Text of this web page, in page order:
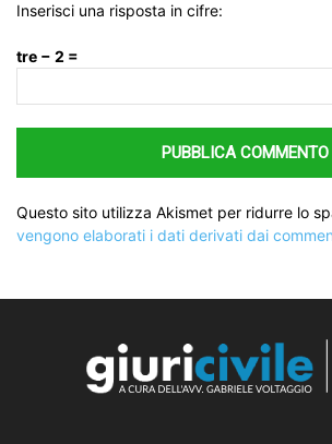
Inserisci una risposta in cifre:
tre − 2 =
Questo sito utilizza Akismet per ridurre lo
vengono elaborati i dati derivati dai